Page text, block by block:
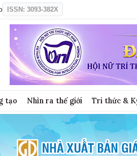
ISSN: 3093-382X
tạo Nhìn ra thế giới Tri thức &